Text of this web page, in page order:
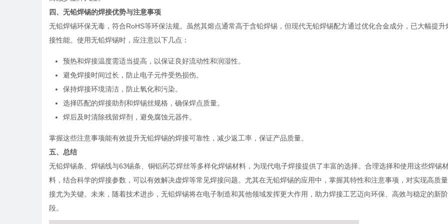
四、无铅焊锡的焊接优势与注意事项
无铅焊锡环保无毒，符合RoHS等环保法规。虽然其熔点通常高于含铅焊锡，但现代无铅焊锡配方通过优化合金成分，已大幅提升
接性能。使用无铅焊锡时，应注意以下几点：
预热和焊接温度需适当提高，以保证良好流动性和润湿性。
避免焊接时间过长，防止电子元件受热损伤。
保持焊接环境清洁，防止氧化和污染。
选择匹配的焊接助剂和焊锡丝规格，确保焊点质量。
焊后及时清除残留焊剂，避免腐蚀元器件。
掌握这些注意事项能有效提升无铅焊锡的焊接可靠性，减少返工率，保证产品质量。
五、总结
无铅焊锡条、焊锡线与63锡条、铜铝药芯焊丝等多样化焊锡材料，为现代电子焊接提供了丰富的选择。合理选择和使用这些焊锡
料，结合科学的焊接参数，可以有效解决虚焊等常见焊接问题。尤其在无铅焊锡的应用中，掌握其特性和注意事项，对实现高质
接尤为关键。未来，随着技术进步，无铅焊锡将在电子制造和其他领域发挥更大作用，助力焊接工艺迈向环保、高效与稳定的新阶
段。